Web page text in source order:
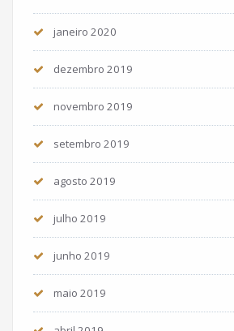
janeiro 2020
dezembro 2019
novembro 2019
setembro 2019
agosto 2019
julho 2019
junho 2019
maio 2019